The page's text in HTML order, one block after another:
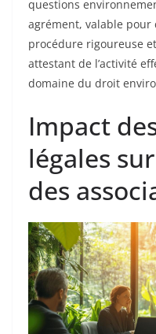
questions
agrément, valable pour
procédure rigoureuse
attestant de l’activité
domaine du droit
Impact
légales
des